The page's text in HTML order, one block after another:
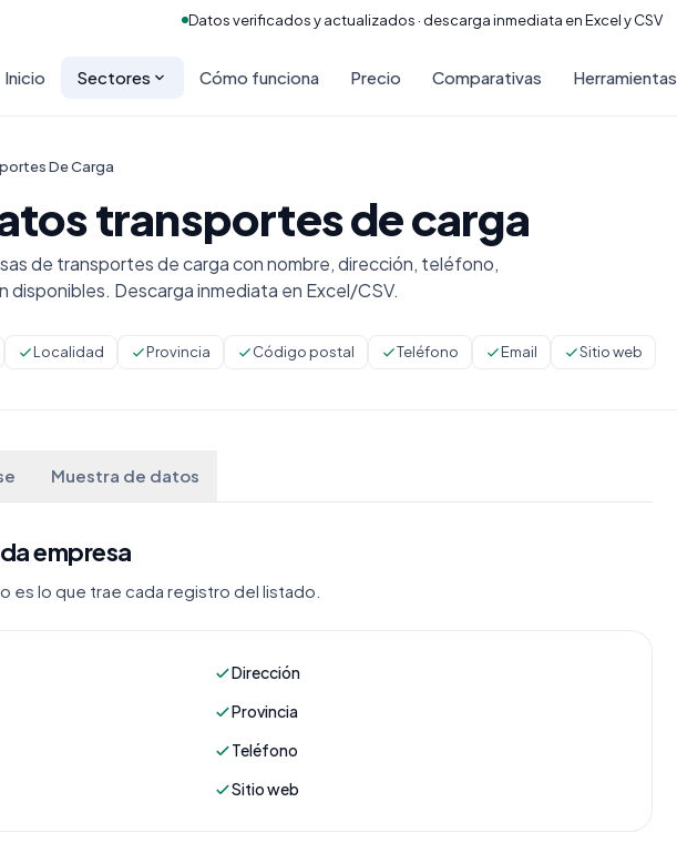
Datos verificados y actualizados · descarga inmediata en Excel y CSV
Inicio Sectores Cómo funciona Precio Comparativas Herramientas
De Carga
transportes de carga
de transportes de carga con nombre, dirección, teléfono,
disponibles. Descarga inmediata en Excel/CSV.
Localidad Provincia Código postal Teléfono Email Sitio web
Muestra de datos
empresa
es lo que trae cada registro del listado.
Dirección
Provincia
Teléfono
Sitio web